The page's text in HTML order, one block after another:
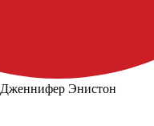
Дженнифер Энистон